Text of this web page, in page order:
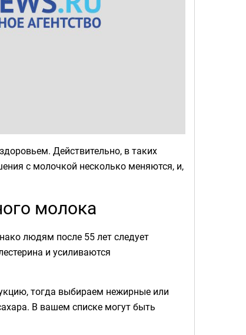
Действительно, в таких
с молочкой несколько меняются, и,
молока
людям после 55 лет следует
и усиливаются
тогда выбираем нежирные или
В вашем списке могут быть